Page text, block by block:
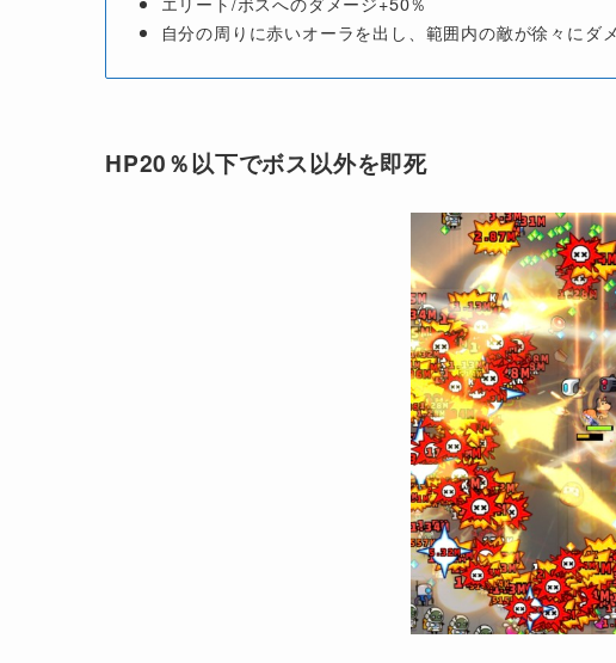
自分の周りに赤いオーラを出し、範囲内の敵が徐々に
HP20％以下でボス以外を即死